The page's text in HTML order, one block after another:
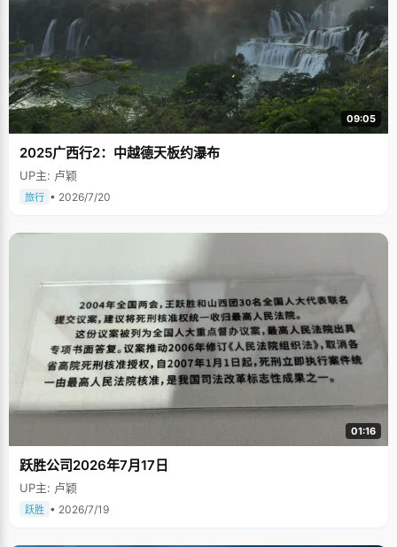
09:05
2025广西行2：中越德天板约瀑布
UP主: 卢颖
旅行 • 2026/7/20
01:16
跃胜公司2026年7月17日
UP主: 卢颖
跃胜 • 2026/7/19